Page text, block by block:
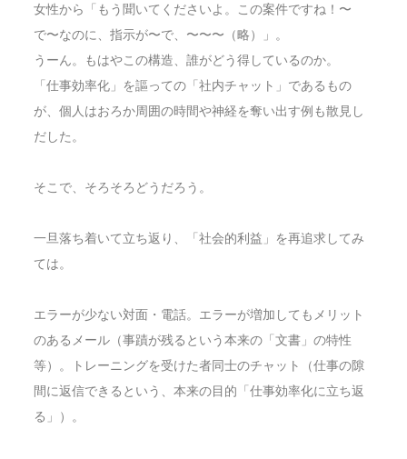
女性から「もう聞いてくださいよ。この案件ですね！〜
で〜なのに、指示が〜で、〜〜〜（略）」。
うーん。もはやこの構造、誰がどう得しているのか。
「仕事効率化」を謳っての「社内チャット」であるもの
が、個人はおろか周囲の時間や神経を奪い出す例も散見し
だした。
そこで、そろそろどうだろう。
一旦落ち着いて立ち返り、「社会的利益」を再追求してみ
ては。
エラーが少ない対面・電話。エラーが増加してもメリット
のあるメール（事蹟が残るという本来の「文書」の特性
等）。トレーニングを受けた者同士のチャット（仕事の隙
間に返信できるという、本来の目的「仕事効率化に立ち返
る」）。